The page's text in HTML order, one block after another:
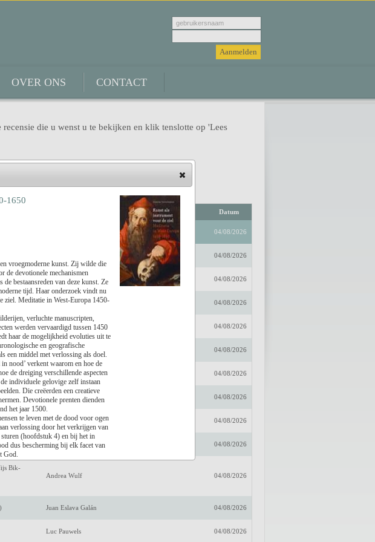
OVER ONS CONTACT
die u wenst u te bekijken en klik tenslotte op 'Lees
Auteur Datum
04/08/2026
04/08/2026
Luc de Keersmaecker 04/08/2026
Antoon van den Braembussche 04/08/2026
Amélie Nothomb 04/08/2026
Jeroen Olyslaegers 04/08/2026
Mark Twain 04/08/2026
Keri Hulme 04/08/2026
Marijke Huisman 04/08/2026
Marcel IJsselstijn 04/08/2026
Bik-
Andrea Wulf 04/08/2026
Juan Eslava Galán 04/08/2026
Luc Pauwels 04/08/2026
1650
vroegmoderne kunst. Zij wilde die
de devotionele mechanismen
bestaansreden van deze kunst. Ze
tijd. Haar onderzoek vindt nu
ziel. Meditatie in West-Europa 1450-
verluchte manuscripten,
werden vervaardigd tussen 1450
haar de mogelijkheid evoluties uit te
en geografische
een middel met verlossing als doel.
nood’ verkent waarom en hoe de
de dreiging verschillende aspecten
individuele gelovige zelf instaan
Die creëerden een creatieve
Devotionele prenten dienden
het jaar 1500.
te leven met de dood voor ogen
verlossing door het verkrijgen van
(hoofdstuk 4) en bij het in
dus bescherming bij elk facet van
God.
kunsthistorische de zoektocht.
een genuanceerd en inspirerend
kan nog steeds verbinden met
zeer verzorgd gereproduceerd.